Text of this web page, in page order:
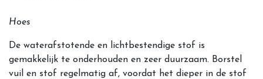
Hoes
De waterafstotende en lichtbestendige stof is
gemakkelijk te onderhouden en zeer duurzaam. Borstel
vuil en stof regelmatig af, voordat het dieper in de stof